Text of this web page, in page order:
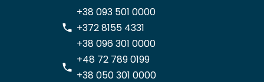
+38 093 501 0000
+372 8155 4331
+38 096 301 0000
+48 72 789 0199
+38 050 301 0000